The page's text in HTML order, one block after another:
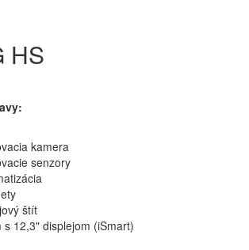
HS
kamera
senzory
štít
s 12,3" displejom (iSmart)